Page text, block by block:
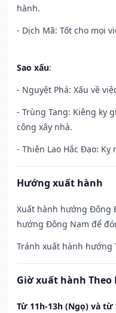
hành.
- Dịch Mã: Tốt cho mọi
Sao xấu:
- Nguyệt Phá: Xấu về
- Trùng Tang: Kiêng kỵ
công xây nhà.
- Thiên Lao Hắc Đạo: Kỵ
Hướng xuất hành
Xuất hành hướng Đông
hướng Đông Nam để
Tránh xuất hành hướng
Giờ xuất hành Theo
Từ 11h-13h (Ngọ) và từ